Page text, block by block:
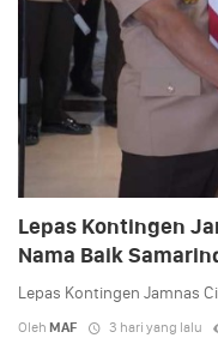
Lepas Kontingen
Nama Baik
Lepas Kontingen Jamnas
Oleh MAF 3 hari yang lalu